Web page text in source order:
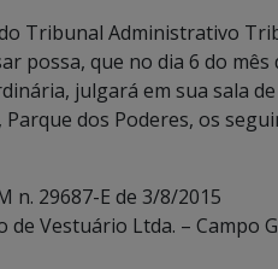
Tribunal Administrativo
possa, que no dia 6 do
julgará em sua sala
dos Poderes, os
n. 29687-E de 3/8/2015
Vestuário Ltda. – Campo